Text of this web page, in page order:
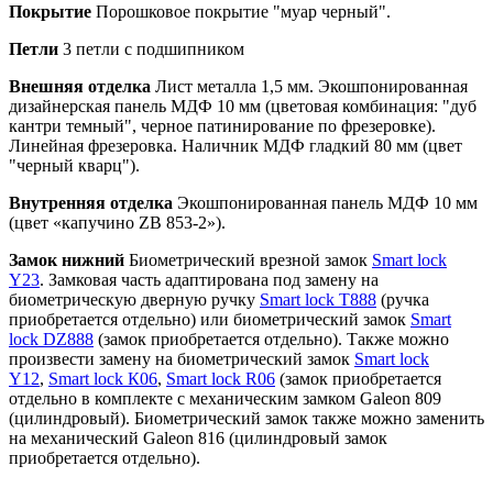
Покрытие Порошковое покрытие "муар черный".
Петли 3 петли с подшипником
Внешняя отделка Лист металла 1,5 мм. Экошпонированная
дизайнерская панель МДФ 10 мм (цветовая комбинация: "дуб
кантри темный", черное патинирование по фрезеровке).
Линейная фрезеровка. Наличник МДФ гладкий 80 мм (цвет
"черный кварц").
Внутренняя отделка Экошпонированная панель МДФ 10 мм
(цвет «капучино ZB 853-2»).
Замок нижний Биометрический врезной замок Smart lock
Y23. Замковая часть адаптирована под замену на
биометрическую дверную ручку Smart lock T888 (ручка
приобретается отдельно) или биометрический замок Smart
lock DZ888 (замок приобретается отдельно). Также можно
произвести замену на биометрический замок Smart lock
Y12, Smart lock К06, Smart lock R06 (замок приобретается
отдельно в комплекте с механическим замком Galeon 809
(цилиндровый). Биометрический замок также можно заменить
на механический Galeon 816 (цилиндровый замок
приобретается отдельно).